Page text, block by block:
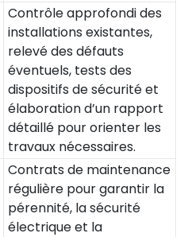
Contrôle approfondi des
installations existantes,
relevé des défauts
éventuels, tests des
dispositifs de sécurité et
élaboration d’un rapport
détaillé pour orienter les
travaux nécessaires.
Contrats de maintenance
régulière pour garantir la
pérennité, la sécurité
électrique et la